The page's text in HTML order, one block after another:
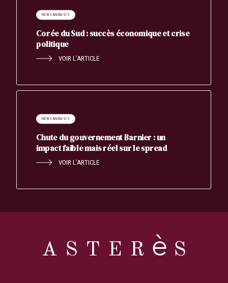
NEWS ANALYSIS
Corée du Sud : succès économique et crise
politique
VOIR L’ARTICLE
NEWS ANALYSIS
Chute du gouvernement Barnier : un
impact faible mais réel sur le spread
VOIR L’ARTICLE